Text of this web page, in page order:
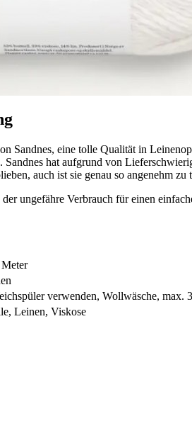
Sandnes, eine tolle Qualität in
Sandnes hat aufgrund von
auch ist sie genau so angenehm
ungefähre Verbrauch für einen
verwenden, Wollwäsche, max.
Leinen, Viskose